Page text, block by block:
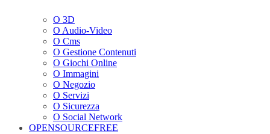
O 3D
O Audio-Video
O Cms
O Gestione Contenuti
O Giochi Online
O Immagini
O Negozio
O Servizi
O Sicurezza
O Social Network
OPENSOURCEFREE